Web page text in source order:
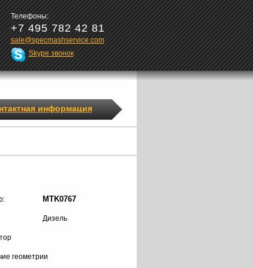
Телефоны:
+7 495 782 42 81
sale@specmashservice.com
Skype звонок
информация
MTK0767
Дизель
геометрии